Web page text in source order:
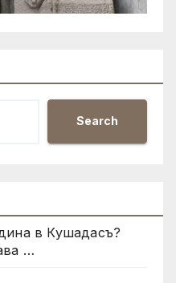
Search
в Кушадасъ?
…